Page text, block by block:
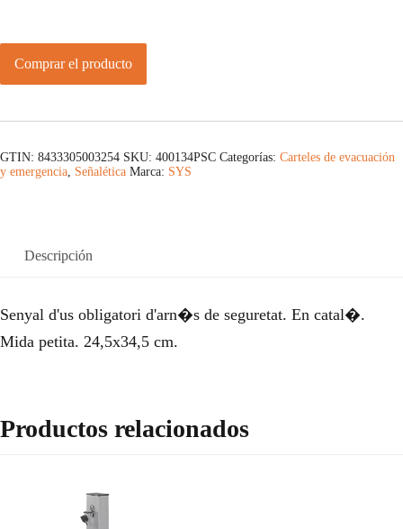
Comprar el producto
GTIN: 8433305003254 SKU: 400134PSC Categorías: Carteles de evacuación
y emergencia, Señalética Marca: SYS
Descripción
Senyal d'us obligatori d'arn�s de seguretat. En catal�.
Mida petita. 24,5x34,5 cm.
Productos relacionados